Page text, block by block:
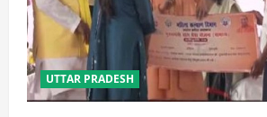
UTTAR PRADESH